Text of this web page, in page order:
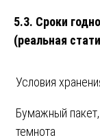
5.3. Сроки
(реальная
Условия
Бумажный
темнота